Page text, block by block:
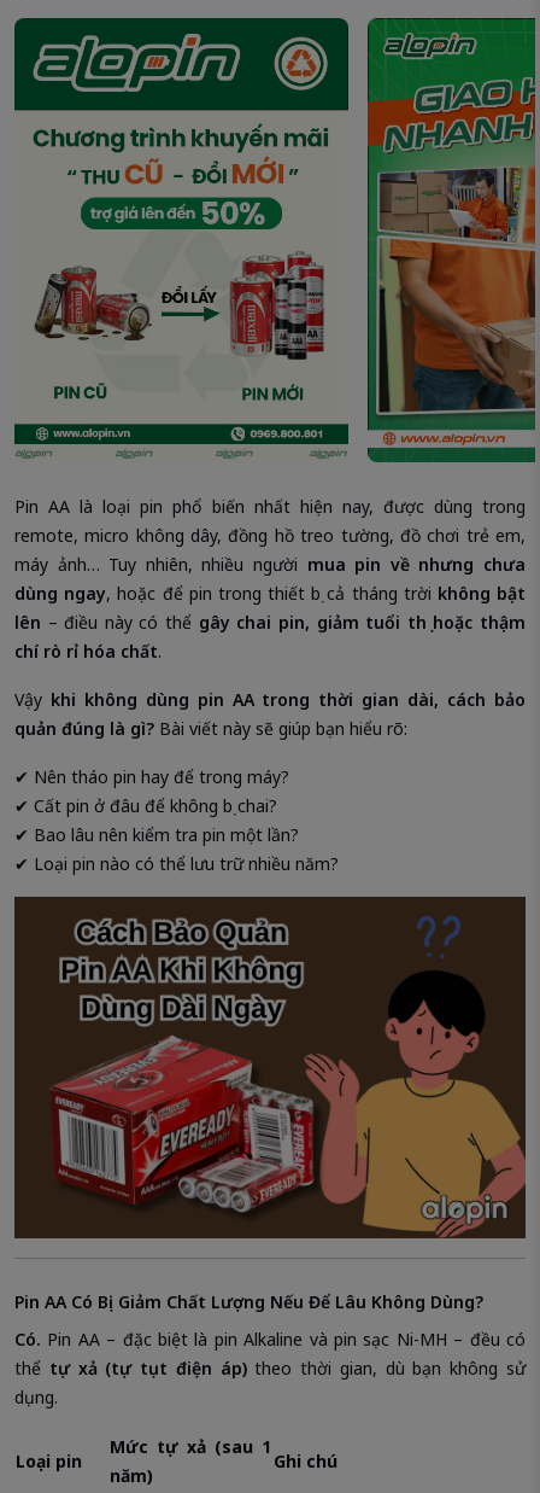
Pin AA là loại pin phổ biến nhất hiện nay, được dùng trong
remote, micro không dây, đồng hồ treo tường, đồ chơi trẻ em,
máy ảnh… Tuy nhiên, nhiều người mua pin về nhưng chưa
dùng ngay, hoặc để pin trong thiết bị cả tháng trời không bật
lên – điều này có thể gây chai pin, giảm tuổi thọ hoặc thậm
chí rò rỉ hóa chất.
Vậy khi không dùng pin AA trong thời gian dài, cách bảo
quản đúng là gì? Bài viết này sẽ giúp bạn hiểu rõ:
✔ Nên tháo pin hay để trong máy?
✔ Cất pin ở đâu để không bị chai?
✔ Bao lâu nên kiểm tra pin một lần?
✔ Loại pin nào có thể lưu trữ nhiều năm?
Pin AA Có Bị Giảm Chất Lượng Nếu Để Lâu Không Dùng?
Có. Pin AA – đặc biệt là pin Alkaline và pin sạc Ni-MH – đều có
thể tự xả (tự tụt điện áp)theo thời gian, dù bạn không sử
dụng.
Loại pin
Mức tự xả (sau 1
năm)
Ghi chú